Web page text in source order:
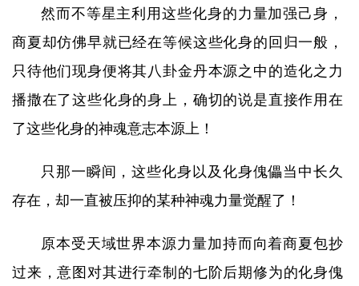
然而不等星主利用这些化身的力量加强己身，
商夏却仿佛早就已经在等候这些化身的回归一般，
只待他们现身便将其八卦金丹本源之中的造化之力
播撒在了这些化身的身上，确切的说是直接作用在
了这些化身的神魂意志本源上！
只那一瞬间，这些化身以及化身傀儡当中长久
存在，却一直被压抑的某种神魂力量觉醒了！
原本受天域世界本源力量加持而向着商夏包抄
过来，意图对其进行牵制的七阶后期修为的化身傀